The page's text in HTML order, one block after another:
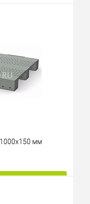
Под заказ
мм